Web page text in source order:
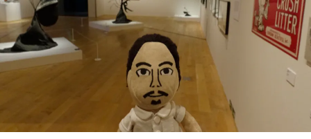
やCG上のキャラクターをリアル人間で再現されておりま
す。